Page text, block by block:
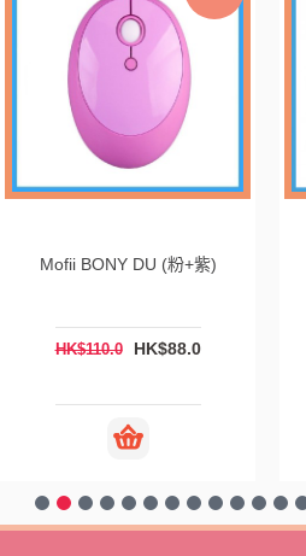
Mofii BONY DU (粉+紫)
HK$110.0 HK$88.0